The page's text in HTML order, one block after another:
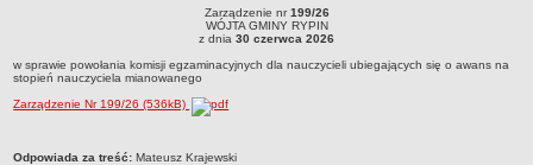
Związki i stowarzyszenia
Realizacja zadań publicznych
Rejestr zbiorów danych osobowych
Zarządzenie nr 199/26WÓJTA GMINY RYPINz dnia 30 czerwca 2026w sprawie
powołania komisji egzaminacyjnych dla nauczycieli ubiegających się o awans na
Zarządzenie nr199/26
WÓJTA GMINY RYPIN
z dnia 30 czerwca 2026
w sprawie powołania komisji egzaminacyjnych dla nauczycieli ubiegających się o awans na
stopień nauczyciela mianowanego
Zarządzenie Nr 199/26 (536kB)
metryczka
Odpowiada za treść: Mateusz Krajewski